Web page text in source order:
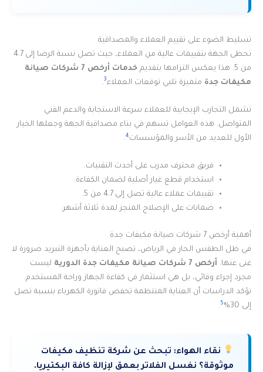
تسليط الضوء على تقييم العملاء والمصداقية
تحظى الجهة بتقييمات عالية من العملاء، حيث تصل نسبة الرضا إلى 4.7
من 5. هذا يعكس التزامها بتقديم
خدمات أرخص 7 شركات صيانة
مكيفات جدة متميزة تلبي توقعات العملاء3
.
تشمل التجارب الإيجابية للعملاء سرعة الاستجابة والدعم الفني
المتواصل. هذه العوامل تسهم في بناء مصداقية الجهة وجعلها الخيار
الأول للعديد من الأسر والمؤسسات4
.
فريق محترف مدرب على أحدث التقنيات.
استخدام قطع غيار أصلية لضمان الكفاءة.
تقييمات عملاء عالية تصل إلى 4.7 من 5.
ضمانات على الإصلاح المنجز لمدة ثلاثة أشهر.
أهمية أرخص 7 شركات صيانة مكيفات جدة
في ظل الطقس الحار في الرياض، تصبح العناية بأجهزة التبريد ضرورة لا
غنى عنها. أرخص 7 شركات صيانة مكيفات جدة الدورية ليست
مجرد إجراء وقائي، بل هي استثمار في كفاءة الجهاز وراحة المستخدم.
تؤكد الدراسات أن العناية المنتظمة تخفض فاتورة الكهرباء بنسبة تصل
إلى 30%
5
.
نقاء الهواء: تبحث عن شركة تنظيف مكيفات
موثوقة؟ نغسل الفلاتر بعمق لإزالة كافة البكتيريا.